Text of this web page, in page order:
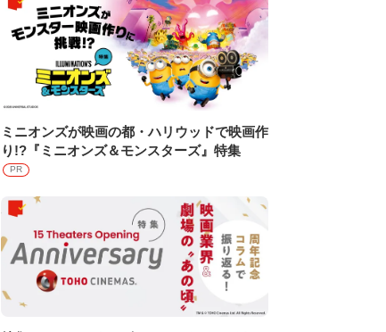
ミニオンズが映画の都・ハリウッドで映画作
り!?『ミニオンズ＆モンスターズ』特集
PR